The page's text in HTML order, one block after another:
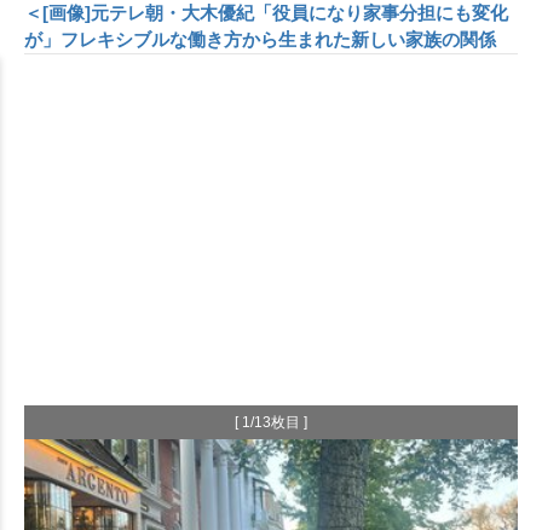
＜[画像]元テレ朝・大木優紀「役員になり家事分担にも変化
が」フレキシブルな働き方から生まれた新しい家族の関係
[ 1/13枚目 ]